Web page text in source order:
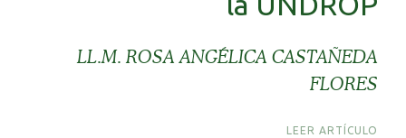
LL.M. ROSA ANGÉLICA CASTAÑEDA
FLORES
LEER ARTÍCULO